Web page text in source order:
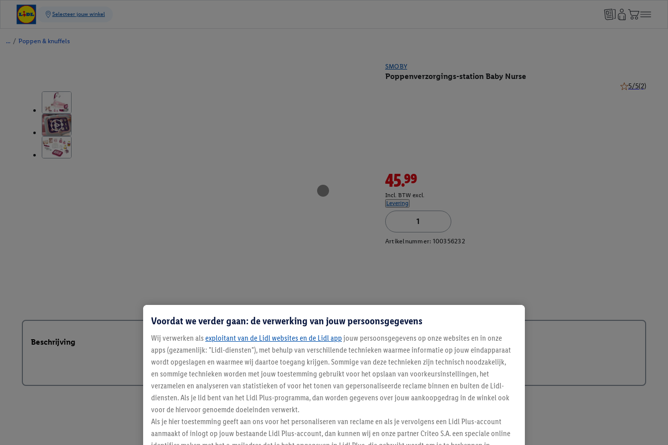
/ Poppen & knuffels
SMOBY
Poppenverzorgings-station Baby Nurse
5/5(2)
45.99
Incl. BTW excl.
Levering
Artikelnummer: 100356232
Beschrijving
Voordat we verder gaan: de verwerking van jouw persoonsgegevens
Wij verwerken als exploitant van de Lidl websites en de Lidl app jouw persoonsgegevens op onze websites en in onze
apps (gezamenlijk: "Lidl-diensten"), met behulp van verschillende technieken waarmee informatie op jouw eindapparaat
wordt opgeslagen en waarmee wij daartoe toegang krijgen. Sommige van deze technieken zijn technisch noodzakelijk,
en sommige technieken worden met jouw toestemming gebruikt voor het opslaan van voorkeursinstellingen, het
verzamelen en analyseren van statistieken of voor het tonen van gepersonaliseerde reclame binnen en buiten de Lidl-
diensten. Als je lid bent van het Lidl Plus-programma, dan worden gegevens over jouw aankoopgedrag in de winkel ook
voor de hiervoor genoemde doeleinden verwerkt.
Als je hier toestemming geeft aan ons voor het personaliseren van reclame en als je vervolgens een Lidl Plus-account
aanmaakt of inlogt op jouw bestaande Lidl Plus-account, dan kunnen wij en onze partner Criteo S.A. een speciale online